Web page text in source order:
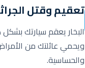
تعقيم وقتل
البخار يعقم سيارتك
ويحمي عائلتك من
والحساسية.